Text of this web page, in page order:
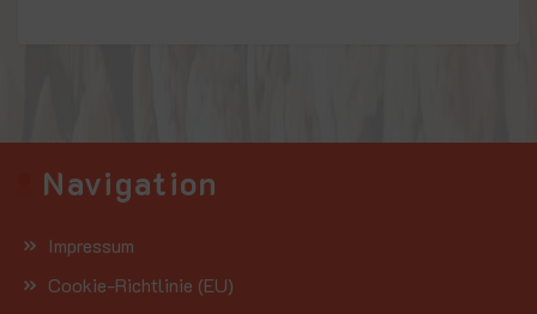
Navigation
Impressum
Cookie-Richtlinie (EU)